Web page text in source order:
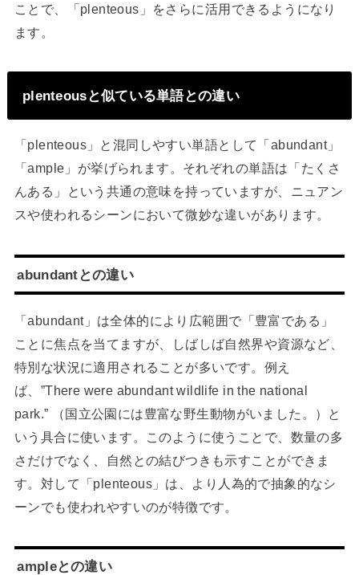
ことで、「plenteous」をさらに活用できるようになり
ます。
plenteousと似ている単語との違い
「plenteous」と混同しやすい単語として「abundant」
「ample」が挙げられます。それぞれの単語は「たくさ
んある」という共通の意味を持っていますが、ニュアン
スや使われるシーンにおいて微妙な違いがあります。
abundantとの違い
「abundant」は全体的により広範囲で「豊富である」
ことに焦点を当てますが、しばしば自然界や資源など、
特別な状況に適用されることが多いです。例え
ば、”There were abundant wildlife in the national
park.” （国立公園には豊富な野生動物がいました。）と
いう具合に使います。このように使うことで、数量の多
さだけでなく、自然との結びつきも示すことができま
す。対して「plenteous」は、より人為的で抽象的なシ
ーンでも使われやすいのが特徴です。
ampleとの違い